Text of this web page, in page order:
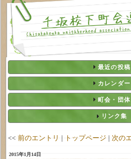
最近の投稿
カレンダー
町会・団体
リンク集
<< 前のエントリ | トップページ | 次の
2015年1月14日